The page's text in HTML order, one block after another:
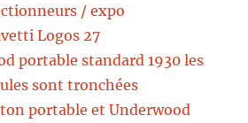
/ expo
Logos 27
portable standard 1930 les
sont tronchées
portable et Underwood